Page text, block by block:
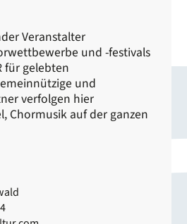
Veranstalter
und -festivals
für gelebten
und
verfolgen hier
Chormusik auf der ganzen